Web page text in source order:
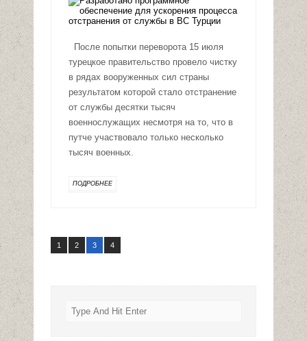
После попытки переворота 15 июля
турецкое правительство провело чистку
в рядах вооруженных сил страны
результатом которой стало отстранение
от службы десятки тысяч
военнослужащих несмотря на то, что в
путче участвовало только несколько
тысяч военных.
ПОДРОБНЕЕ
1 2 3 4